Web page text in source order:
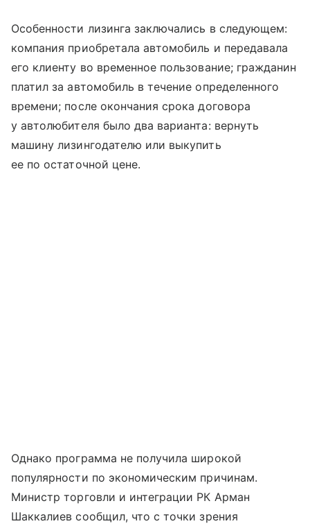
Особенности лизинга заключались в следующем:
компания приобретала автомобиль и передавала
его клиенту во временное пользование; гражданин
платил за автомобиль в течение определенного
времени; после окончания срока договора
у автолюбителя было два варианта: вернуть
машину лизингодателю или выкупить
ее по остаточной цене.
Однако программа не получила широкой
популярности по экономическим причинам.
Министр торговли и интеграции РК Арман
Шаккалиев сообщил, что с точки зрения